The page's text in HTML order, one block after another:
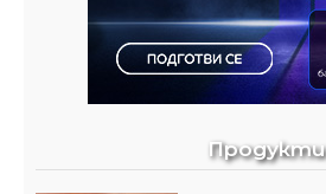
Продукти